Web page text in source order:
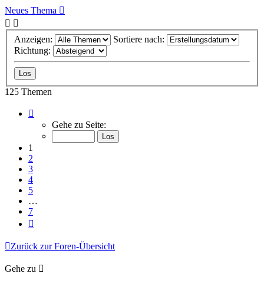
Neues Thema
Anzeigen:
Sortiere nach:
Richtung:
125 Themen
von
Gehe zu Seite:
1
2
3
4
5
…
7
Zurück zur Foren-Übersicht
Gehe zu